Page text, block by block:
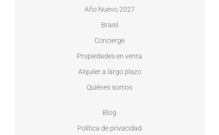
Año Nuevo 2027
Brasil
Concierge
Propiedades en venta
Alquiler a largo plazo
Quiénes somos
Blog
Política de privacidad